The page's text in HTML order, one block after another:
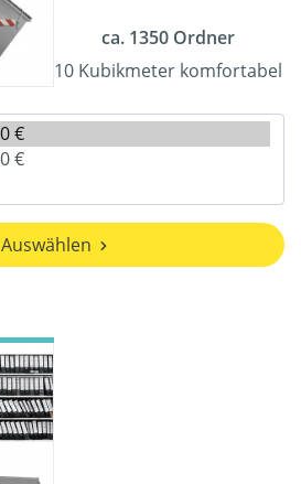
ca. 1350 Ordner
10 Kubikmeter komfortabel
Auswählen